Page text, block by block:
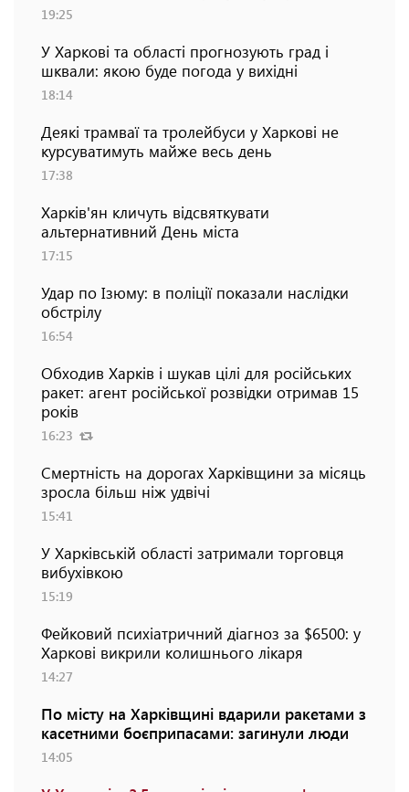
19:25
У Харкові та області прогнозують град і
шквали: якою буде погода у вихідні
18:14
Деякі трамваї та тролейбуси у Харкові не
курсуватимуть майже весь день
17:38
Харків'ян кличуть відсвяткувати
альтернативний День міста
17:15
Удар по Ізюму: в поліції показали наслідки
обстрілу
16:54
Обходив Харків і шукав цілі для російських
ракет: агент російської розвідки отримав 15
років
16:23
Смертність на дорогах Харківщини за місяць
зросла більш ніж удвічі
15:41
У Харківській області затримали торговця
вибухівкою
15:19
Фейковий психіатричний діагноз за $6500: у
Харкові викрили колишнього лікаря
14:27
По місту на Харківщині вдарили ракетами з
касетними боєприпасами: загинули люди
14:05